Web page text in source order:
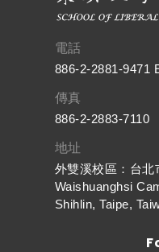
電話
886-2-2881-9471
傳真
886-2-2883-7110
地址
外雙溪校區：台北
Waishuanghsi
Shihlin, Taipe,